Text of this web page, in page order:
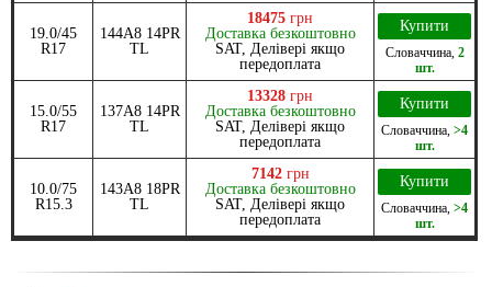
19.0/45
R17
144A8 14PR
TL
18475 грн
Доставка безкоштовно
SAT, Делівері якщо
передоплата
Купити
Словаччина, 2
шт.
15.0/55
R17
137A8 14PR
TL
13328 грн
Доставка безкоштовно
SAT, Делівері якщо
передоплата
Купити
Словаччина >4
шт.
10.0/75
R15.3
143A8 18PR
TL
7142 грн
Доставка безкоштовно
SAT, Делівері якщо
передоплата
Купити
Словаччина >4
шт.